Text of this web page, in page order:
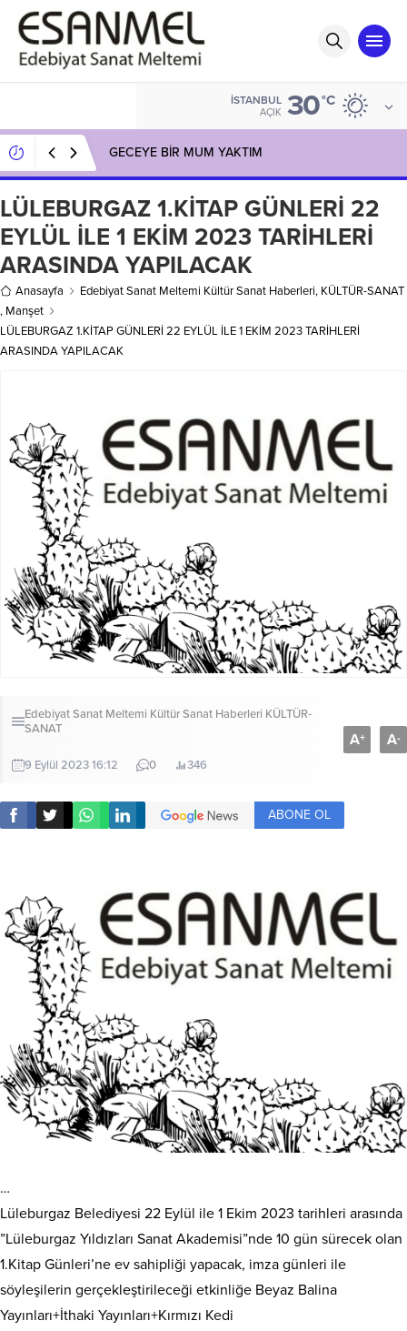
İSTANBUL
AÇIK 30°C
GECEYE BİR MUM YAKTIM
LÜLEBURGAZ 1.KİTAP GÜNLERİ 22
EYLÜL İLE 1 EKİM 2023 TARİHLERİ
ARASINDA YAPILACAK
Anasayfa Edebiyat Sanat Meltemi Kültür Sanat Haberleri, KÜLTÜR-SANAT
, Manşet
LÜLEBURGAZ 1.KİTAP GÜNLERİ 22 EYLÜL İLE 1 EKİM 2023 TARİHLERİ
ARASINDA YAPILACAK
Edebiyat Sanat Meltemi Kültür Sanat Haberleri KÜLTÜR-
SANAT
9 Eylül 2023 16:12 0 346
A+ A-
ABONE OL
…
Lüleburgaz Belediyesi 22 Eylül ile 1 Ekim 2023 tarihleri arasında
”Lüleburgaz Yıldızları Sanat Akademisi”nde 10 gün sürecek olan
1.Kitap Günleri’ne ev sahipliği yapacak, imza günleri ile
söyleşilerin gerçekleştirileceği etkinliğe Beyaz Balina
Yayınları+İthaki Yayınları+Kırmızı Kedi